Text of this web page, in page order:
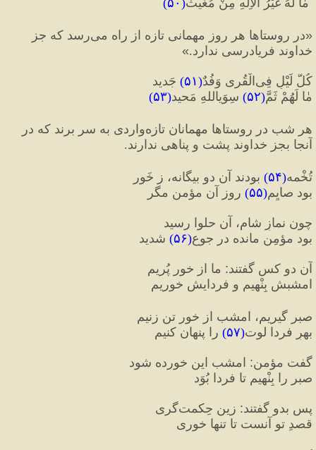
«
خداوند فریادرسی ندارد.»
کُلَّ لَیْلٍ فِی‌الْقُری وَفُدٌ (۵۱) جَدید
مٰا لَهُمْ ثَمَّ(۵۲) سِوَی‎اللهِ مَحید (۵۳)
آنجا بجز خداوند پشت و پناهی ندارند.
تُخْمه(۵۴) بودند آن دو بیگانه، ز خَور
بود صایِم(۵۵) روز آن مؤمن مگر
چون نمازِ شام، آن حلوا رسید
بود مؤمِن مانده در جوعِ(۵۶) شدید
آن دو کس گفتند: ما از خور پُریم
امشبش بِنْهیم و فردایش خوریم
صبر گیریم، امشب از خور تن زنیم
بهرِ فردا لوت(۵۷) را پنهان کنیم
گفت مؤمن: امشب این خورده شود
صبر را بِنْهیم تا فردا بُوَد
پس بدو گفتند: زین حِکمت‌گری
قصدِ تو آنست تا تنها خوری